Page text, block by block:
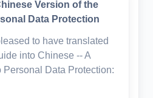
Version of the
Data Protection
to have translated
into Chinese -- A
Personal Data Protection: